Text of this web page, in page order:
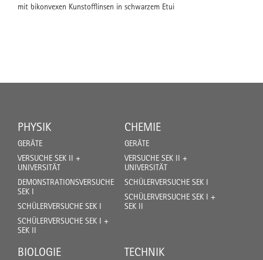
mit bikonvexen Kunstofflinsen in schwarzem Etui
PHYSIK
GERÄTE
VERSUCHE SEK II +
UNIVERSITÄT
DEMONSTRATIONSVERSUCHE
SEK I
SCHÜLERVERSUCHE SEK I
SCHÜLERVERSUCHE SEK I +
SEK II
CHEMIE
GERÄTE
VERSUCHE SEK II +
UNIVERSITÄT
SCHÜLERVERSUCHE SEK I
SCHÜLERVERSUCHE SEK I +
SEK II
BIOLOGIE TECHNIK